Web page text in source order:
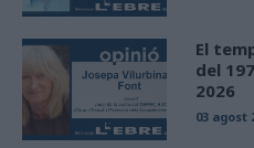
El
del
2026
03 agost